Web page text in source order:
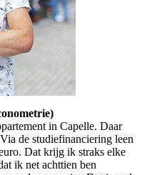
in Capelle. Daar
de studiefinanciering leen
Dat krijg ik straks elke
ik net achttien ben